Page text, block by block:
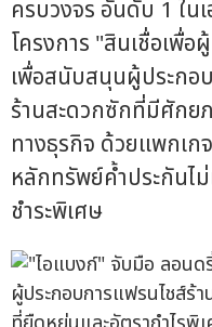
ครบวงจร อันดับ 1 ใน
โครงการ "สินเชื่อเพื่
เพื่อสนับสนุนผู้ประกอ
ร้านสะดวกซักที่มีศักย
ทางธุรกิจ ด้วยแพกเ
หลักทรัพย์ค้ำประกันไ
ชำระพิเศษ